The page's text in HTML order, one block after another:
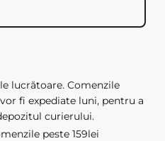
lucrătoare. Comenzile
fi expediate luni, pentru a
curierului.
peste 159lei